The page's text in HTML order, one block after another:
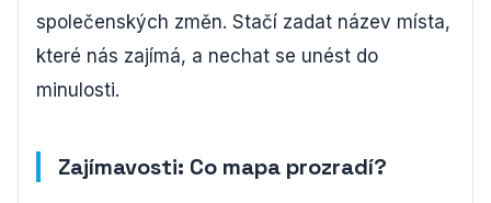
společenských změn. Stačí zadat název místa,
které nás zajímá, a nechat se unést do
minulosti.
Zajímavosti: Co mapa prozradí?